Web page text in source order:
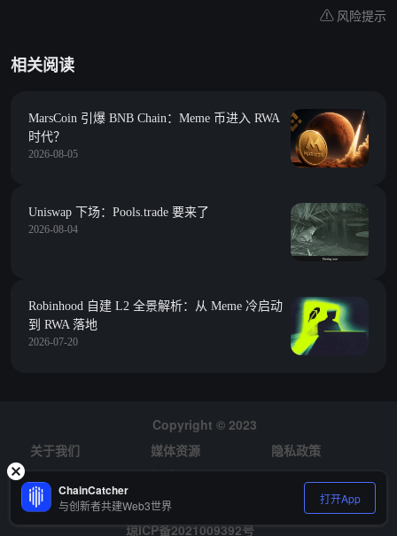
风险提示
相关阅读
MarsCoin 引爆 BNB Chain：Meme 币进入 RWA
时代？
2026-08-05
Uniswap 下场：Pools.trade 要来了
2026-08-04
Robinhood 自建 L2 全景解析：从 Meme 冷启动
到 RWA 落地
2026-07-20
Copyright © 2023
关于我们
媒体资源
隐私政策
风险提示
招聘
琼ICP备2021009392号
ChainCatcher
与创新者共建Web3世界 打开App